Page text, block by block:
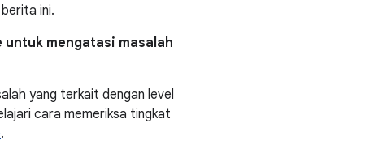
ini.
mengatasi masalah
yang terkait dengan level
cara memeriksa tingkat
.